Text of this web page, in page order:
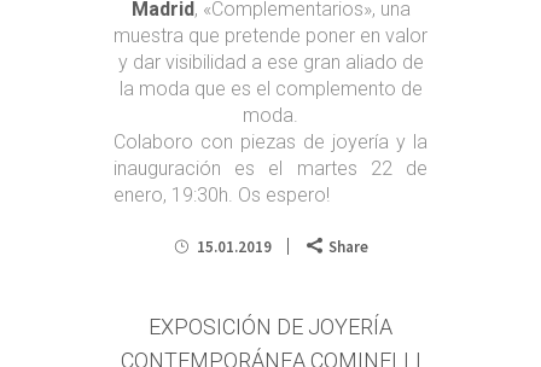
Madrid, «Complementarios», una
muestra que pretende poner en valor
y dar visibilidad a ese gran aliado de
la moda que es el complemento de
moda.
Colaboro con piezas de joyería y la
inauguración es el martes 22 de
enero, 19:30h. Os espero!
15.01.2019 Share
EXPOSICIÓN DE JOYERÍA
CONTEMPORÁNEA COMINELLI